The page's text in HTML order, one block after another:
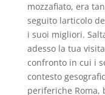
mozzafiato, era
seguito larticolo
i suoi migliori.
adesso la tua
confronto in cui i
contesto
periferiche Roma,